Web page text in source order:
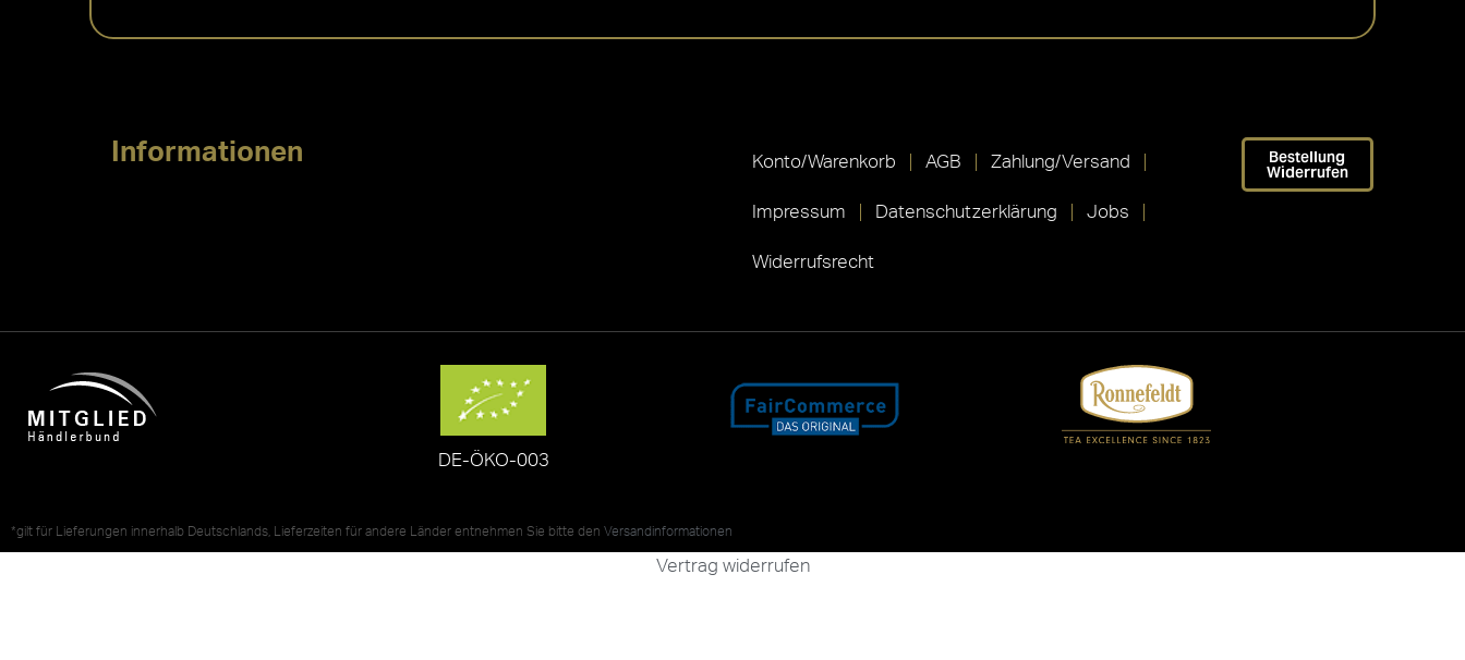
Informationen Konto/Warenkorb AGB Zahlung/Versand
Impressum Datenschutzerklärung Jobs
Widerrufsrecht
Bestellung
Widerrufen
DE-ÖKO-003
*gilt für Lieferungen innerhalb Deutschlands, Lieferzeiten für andere Länder entnehmen Sie bitte den Versandinformationen
Vertrag widerrufen